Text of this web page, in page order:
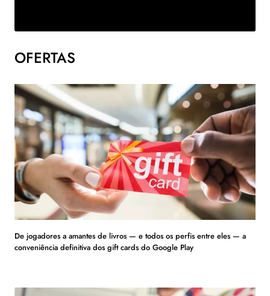
OFERTAS
De jogadores a amantes de livros — e todos os perfis entre eles — a
conveniência definitiva dos gift cards do Google Play